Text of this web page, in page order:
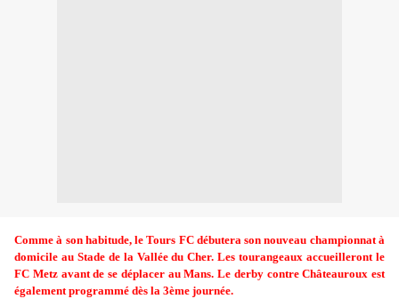
Comme à son habitude, le Tours FC débutera son nouveau championnat à
domicile au Stade de la Vallée du Cher. Les tourangeaux accueilleront le
FC Metz avant de se déplacer au Mans. Le derby contre Châteauroux est
également programmé dès la 3ème journée.